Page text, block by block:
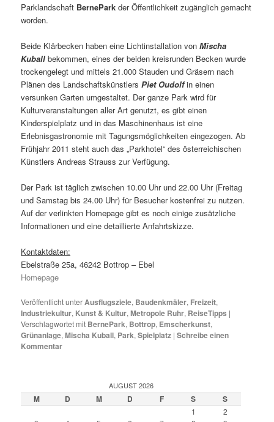
Parklandschaft BernePark der Öffentlichkeit zugänglich gemacht
worden.
Beide Klärbecken haben eine Lichtinstallation vonMischa
Kuball bekommen, eines der beiden kreisrunden Becken wurde
trockengelegt und mittels 21.000 Stauden und Gräsern nach
Plänen des LandschaftskünstlersPiet Oudolf in einen
versunken Garten umgestaltet. Der ganze Park wird für
Kulturveranstaltungen aller Art genutzt, es gibt einen
Kinderspielplatz und in das Maschinenhaus ist eine
Erlebnisgastronomie mit Tagungsmöglichkeiten eingezogen. Ab
Frühjahr 2011 steht auch das „Parkhotel“ des österreichischen
Künstlers Andreas Strauss zur Verfügung.
Der Park ist täglich zwischen 10.00 Uhr und 22.00 Uhr (Freitag
und Samstag bis 24.00 Uhr) für Besucher kostenfrei zu nutzen.
Auf der verlinkten Homepage gibt es noch einige zusätzliche
Informationen und eine detaillierte Anfahrtskizze.
Kontaktdaten:
Ebelstraße 25a, 46242 Bottrop – Ebel
Homepage
Veröffentlicht unterAusflugsziele, Baudenkmäler, Freizeit,
Industriekultur, Kunst & Kultur,Metropole Ruhr, ReiseTipps |
Verschlagwortet mit BernePark, Bottrop, Emscherkunst,
Grünanlage,Mischa Kuball, Park,Spielplatz |Schreibe einen
Kommentar
AUGUST 2026
M D M D F S S
1
2